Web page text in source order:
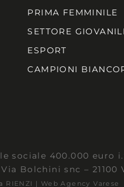
PRIMA FEMMINILE
SETTORE
ESPORT
CAMPIONI
sociale 400.000 euro
Bolchini snc – 21100
RIENZI | Web Agency Varese